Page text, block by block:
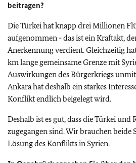
beitragen?
Die Türkei hat knapp drei Millionen
aufgenommen - das ist ein Kraftakt,
Anerkennung verdient. Gleichzeitig
km lange gemeinsame Grenze mit
Auswirkungen des Bürgerkriegs
Ankara hat deshalb ein starkes
Konflikt endlich beigelegt wird.
Deshalb ist es gut, dass die Türkei und
zugegangen sind. Wir brauchen beide
Lösung des Konflikts in Syrien.